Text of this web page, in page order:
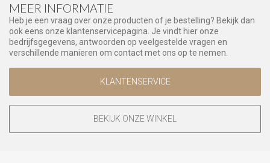
MEER INFORMATIE
Heb je een vraag over onze producten of je bestelling? Bekijk dan
ook eens onze klantenservicepagina. Je vindt hier onze
bedrijfsgegevens, antwoorden op veelgestelde vragen en
verschillende manieren om contact met ons op te nemen.
KLANTENSERVICE
BEKIJK ONZE WINKEL